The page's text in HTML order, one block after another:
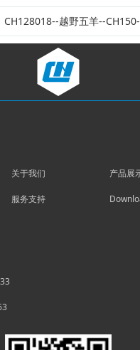
CH128018--越野五羊--
关于我们 产品展
服务支持